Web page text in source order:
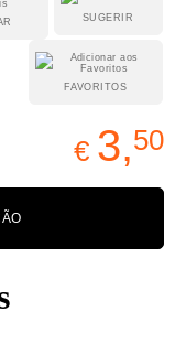
SUGERIR
FAVORITOS
€ 3,50